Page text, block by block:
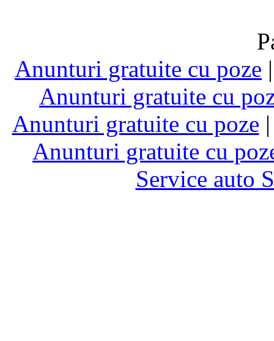
Anunturi gratuite cu poze
Anunturi gratuite cu
Anunturi gratuite cu poze
Anunturi gratuite cu
Service auto